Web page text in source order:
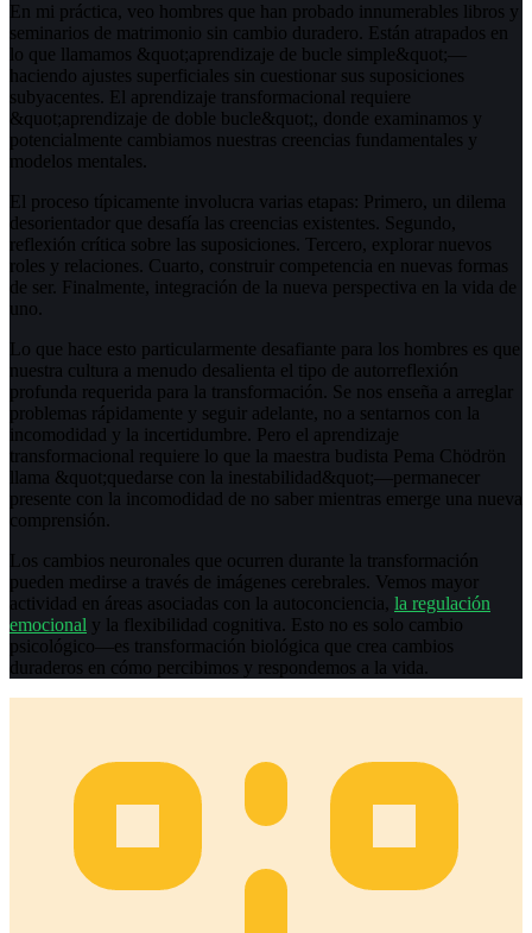
En mi práctica, veo hombres que han probado innumerables libros y
seminarios de matrimonio sin cambio duradero. Están atrapados en
lo que llamamos &quot;aprendizaje de bucle simple&quot;—
haciendo ajustes superficiales sin cuestionar sus suposiciones
subyacentes. El aprendizaje transformacional requiere
&quot;aprendizaje de doble bucle&quot;, donde examinamos y
potencialmente cambiamos nuestras creencias fundamentales y
modelos mentales.
El proceso típicamente involucra varias etapas: Primero, un dilema
desorientador que desafía las creencias existentes. Segundo,
reflexión crítica sobre las suposiciones. Tercero, explorar nuevos
roles y relaciones. Cuarto, construir competencia en nuevas formas
de ser. Finalmente, integración de la nueva perspectiva en la vida de
uno.
Lo que hace esto particularmente desafiante para los hombres es que
nuestra cultura a menudo desalienta el tipo de autorreflexión
profunda requerida para la transformación. Se nos enseña a arreglar
problemas rápidamente y seguir adelante, no a sentarnos con la
incomodidad y la incertidumbre. Pero el aprendizaje
transformacional requiere lo que la maestra budista Pema Chödrön
llama &quot;quedarse con la inestabilidad&quot;—permanecer
presente con la incomodidad de no saber mientras emerge una nueva
comprensión.
Los cambios neuronales que ocurren durante la transformación
pueden medirse a través de imágenes cerebrales. Vemos mayor
actividad en áreas asociadas con la autoconciencia, la regulación
emocional y la flexibilidad cognitiva. Esto no es solo cambio
psicológico—es transformación biológica que crea cambios
duraderos en cómo percibimos y respondemos a la vida.